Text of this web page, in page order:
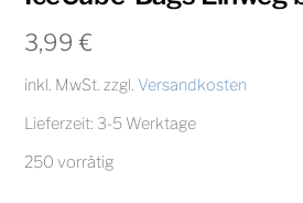
3,99€
inkl. MwSt. zzgl. Versandkosten
Lieferzeit: 3-5 Werktage
250 vorrätig